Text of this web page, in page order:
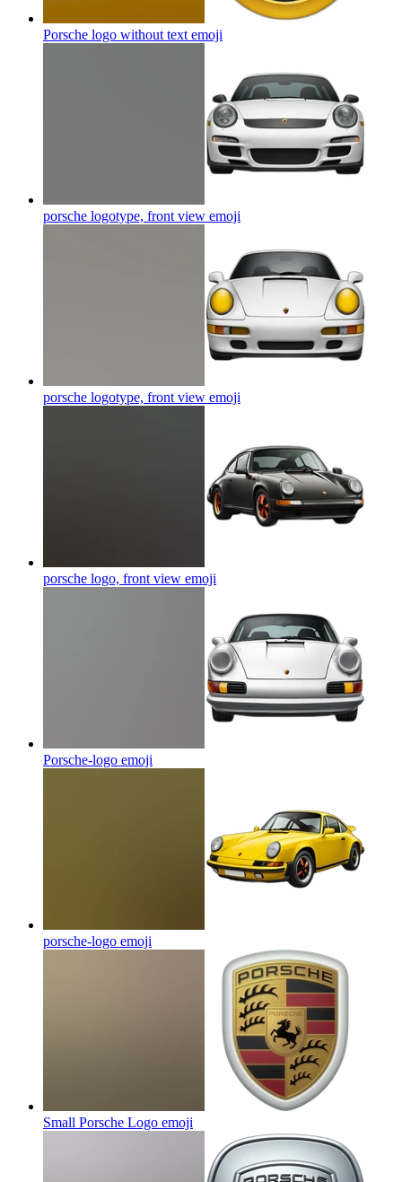
Porsche logo without text emoji
porsche logotype, front view emoji
porsche logotype, front view emoji
porsche logo, front view emoji
Porsche-logo emoji
porsche-logo emoji
Small Porsche Logo emoji